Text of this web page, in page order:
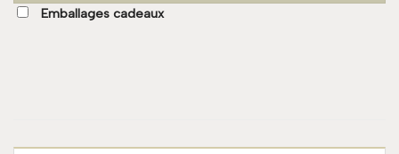
Emballages cadeaux